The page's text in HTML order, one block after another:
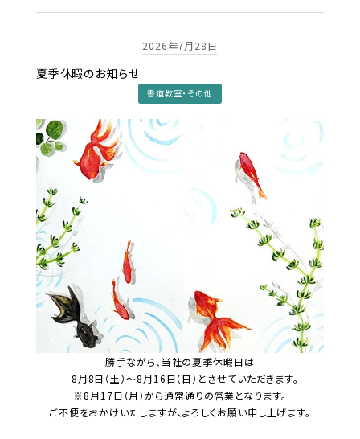
2026年7月28日
夏季休暇のお知らせ
書道教室・その他
勝手ながら、当社の夏季休暇日は
8月8日（土）～8月16日（日）とさせていただきます。
※8月17日（月）から通常通りの営業となります。
ご不便をおかけいたしますが、よろしくお願い申し上げます。